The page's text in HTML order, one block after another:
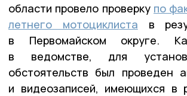
области провело проверку по
летнего мотоциклиста в
в Первомайском округе.
в ведомстве, для
обстоятельств был проведен
и видеозаписей, имеющихся в